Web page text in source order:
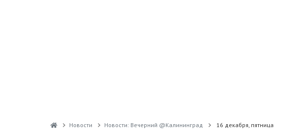
Новости Новости: Вечерний @Калининград 16 декабря, пятница